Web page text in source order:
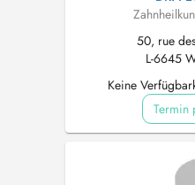
50, rue
L-6645
Keine
Termin